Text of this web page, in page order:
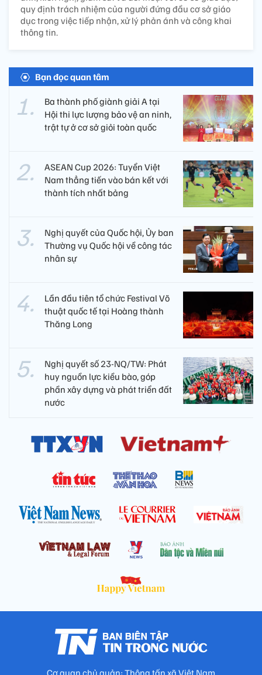
quy định trách nhiệm của người đứng đầu cơ sở giáo
dục trong việc tiếp nhận, xử lý phản ánh và công khai
thông tin.
Bạn đọc quan tâm
Ba thành phố giành giải A tại
Hội thi lực lượng bảo vệ an ninh,
trật tự ở cơ sở giỏi toàn quốc
ASEAN Cup 2026: Tuyển Việt
Nam thẳng tiến vào bán kết với
thành tích nhất bảng
Nghị quyết của Quốc hội, Ủy ban
Thường vụ Quốc hội về công tác
nhân sự
Lần đầu tiên tổ chức Festival Võ
thuật quốc tế tại Hoàng thành
Thăng Long
Nghị quyết số 23-NQ/TW: Phát
huy nguồn lực kiều bào, góp
phần xây dựng và phát triển đất
nước
Cơ quan chủ quản: Thông tấn xã Việt Nam